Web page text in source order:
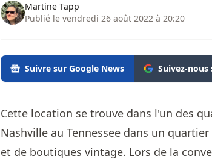
Martine Tapp
Publié le vendredi 26 août 2022 à 20:20
Suivre sur Google News Suivez-nous
Cette location se trouve dans l'un des
Nashville au Tennessee dans un
et de boutiques vintage. Lors de la